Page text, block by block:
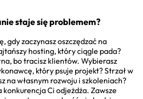
staje się problemem?
gdy zaczynasz oszczędzać na
hosting, który ciągle pada?
bo tracisz klientów. Wybierasz
który psuje projekt? Strzał w
na własnym rozwoju i szkoleniach?
konkurencja Ci odjeżdża. Zawsze